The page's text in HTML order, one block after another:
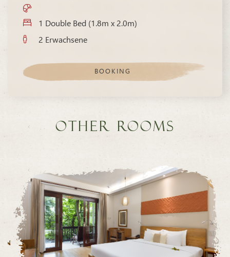
1 Double Bed (1.8m x 2.0m)
2 Erwachsene
BOOKING
Other Rooms